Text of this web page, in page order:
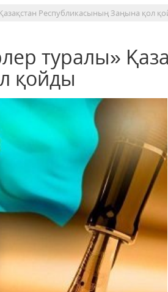
Республикасының Заңына қол
туралы»
қойды